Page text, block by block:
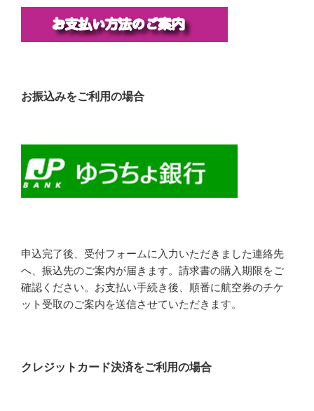
お振込みをご利用の場合
申込完了後、受付フォームに入力いただきました連絡先
へ、振込先のご案内が届きます。請求書の購入期限をご
確認ください。お支払い手続き後、順番に航空券のチケ
ット受取のご案内を送信させていただきます。
クレジットカード決済をご利用の場合